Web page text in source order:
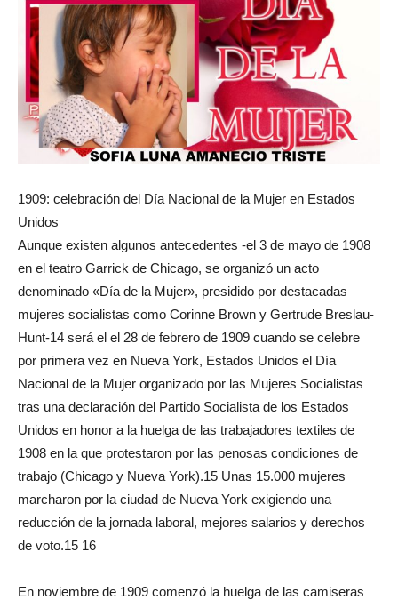
1909: celebración del Día Nacional de la Mujer en Estados
Unidos
Aunque existen algunos antecedentes -el 3 de mayo de 1908
en el teatro Garrick de Chicago, se organizó un acto
denominado «Día de la Mujer», presidido por destacadas
mujeres socialistas como Corinne Brown y Gertrude Breslau-
Hunt-14 será el el 28 de febrero de 1909 cuando se celebre
por primera vez en Nueva York, Estados Unidos el Día
Nacional de la Mujer organizado por las Mujeres Socialistas
tras una declaración del Partido Socialista de los Estados
Unidos en honor a la huelga de las trabajadores textiles de
1908 en la que protestaron por las penosas condiciones de
trabajo (Chicago y Nueva York).15 Unas 15.000 mujeres
marcharon por la ciudad de Nueva York exigiendo una
reducción de la jornada laboral, mejores salarios y derechos
de voto.15 16
En noviembre de 1909 comenzó la huelga de las camiseras